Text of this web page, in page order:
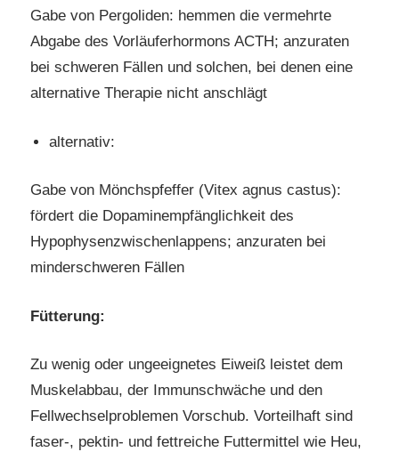
Gabe von Pergoliden: hemmen die vermehrte
Abgabe des Vorläuferhormons ACTH; anzuraten
bei schweren Fällen und solchen, bei denen eine
alternative Therapie nicht anschlägt
alternativ:
Gabe von Mönchspfeffer (Vitex agnus castus):
fördert die Dopaminempfänglichkeit des
Hypophysenzwischenlappens; anzuraten bei
minderschweren Fällen
Fütterung:
Zu wenig oder ungeeignetes Eiweiß leistet dem
Muskelabbau, der Immunschwäche und den
Fellwechselproblemen Vorschub. Vorteilhaft sind
faser-, pektin- und fettreiche Futtermittel wie Heu,